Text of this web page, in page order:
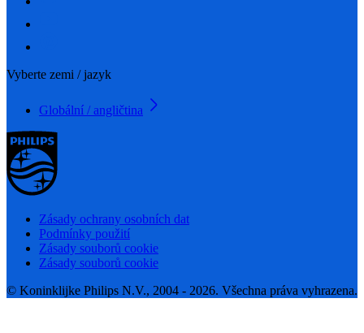
Vyberte zemi / jazyk
Globální / angličtina
Zásady ochrany osobních dat
Podmínky použití
Zásady souborů cookie
Zásady souborů cookie
© Koninklijke Philips N.V., 2004 - 2026. Všechna práva vyhrazena.